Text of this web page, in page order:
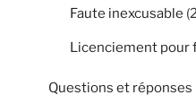
Faute inexcusable
Licenciement pour
Questions et réponses